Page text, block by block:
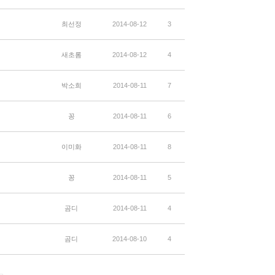
최선정 2014-08-12 3
새초롬 2014-08-12 4
박소희 2014-08-11 7
꽁 2014-08-11 6
이미화 2014-08-11 8
꽁 2014-08-11 5
곰디 2014-08-11 4
곰디 2014-08-10 4